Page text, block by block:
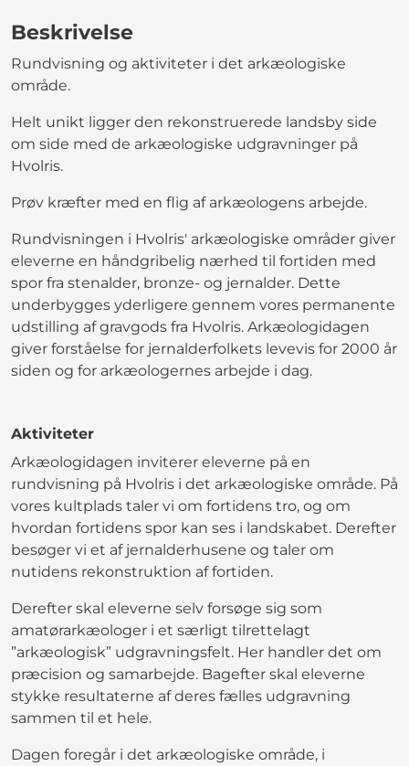
Beskrivelse
Rundvisning og aktiviteter i det arkæologiske
område.
Helt unikt ligger den rekonstruerede landsby side
om side med de arkæologiske udgravninger på
Hvolris.
Prøv kræfter med en flig af arkæologens arbejde.
Rundvisningen i Hvolris' arkæologiske områder giver
eleverne en håndgribelig nærhed til fortiden med
spor fra stenalder, bronze- og jernalder. Dette
underbygges yderligere gennem vores permanente
udstilling af gravgods fra Hvolris. Arkæologidagen
giver forståelse for jernalderfolkets levevis for 2000 år
siden og for arkæologernes arbejde i dag.
Aktiviteter
Arkæologidagen inviterer eleverne på en
rundvisning på Hvolris i det arkæologiske område. På
vores kultplads taler vi om fortidens tro, og om
hvordan fortidens spor kan ses i landskabet. Derefter
besøger vi et af jernalderhusene og taler om
nutidens rekonstruktion af fortiden.
Derefter skal eleverne selv forsøge sig som
amatørarkæologer i et særligt tilrettelagt
”arkæologisk” udgravningsfelt. Her handler det om
præcision og samarbejde. Bagefter skal eleverne
stykke resultaterne af deres fælles udgravning
sammen til et hele.
Dagen foregår i det arkæologiske område, i